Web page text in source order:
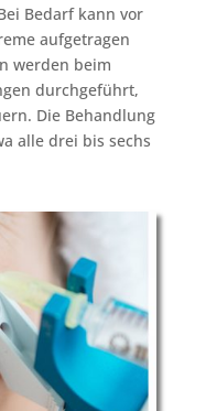
Bedarf kann vor
aufgetragen
werden beim
durchgeführt,
Die Behandlung
alle drei bis sechs